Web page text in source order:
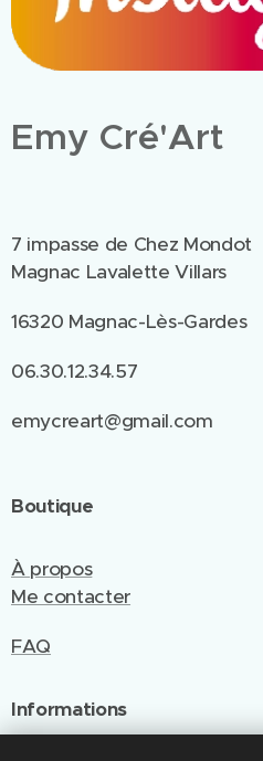
Emy Cré'Art
7 impasse de Chez Mondot
Magnac Lavalette Villars
16320 Magnac-Lès-Gardes
06.30.12.34.57
emycreart@gmail.com
Boutique
À propos
Me contacter
FAQ
Informations